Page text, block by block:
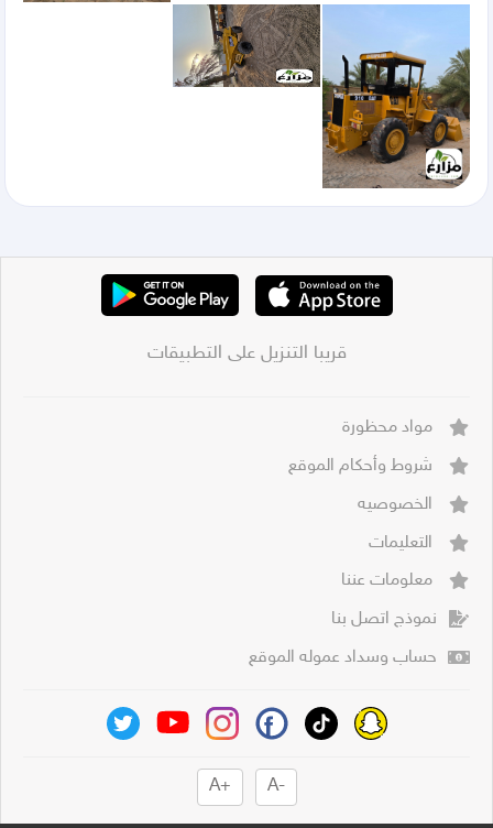
قريبا التنزيل على التطبيقات
مواد محظورة
شروط وأحكام الموقع
الخصوصيه
التعليمات
معلومات عننا
نموذج اتصل بنا
حساب وسداد عموله الموقع
-A
+A